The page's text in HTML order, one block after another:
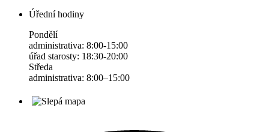
Úřední hodiny
Pondělí
administrativa: 8:00-15:00
úřad starosty: 18:30-20:00
Středa
administrativa: 8:00–15:00